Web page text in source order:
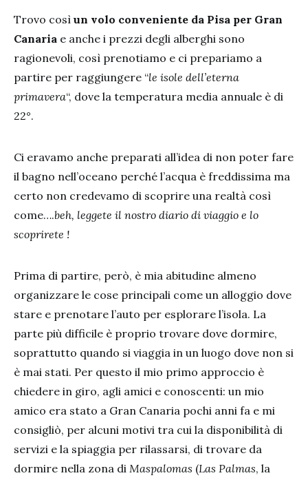
Trovo così un volo conveniente da Pisa per Gran
Canaria e anche i prezzi degli alberghi sono
ragionevoli, così prenotiamo e ci prepariamo a
partire per raggiungere “le isole dell’eterna
primavera“, dove la temperatura media annuale è di
22°.
Ci eravamo anche preparati all’idea di non poter fare
il bagno nell’oceano perché l’acqua è freddissima ma
certo non credevamo di scoprire una realtà così
come….beh, leggete il nostro diario di viaggio e lo
scoprirete !
Prima di partire, però, è mia abitudine almeno
organizzare le cose principali come un alloggio dove
stare e prenotare l’auto per esplorare l’isola. La
parte più difficile è proprio trovare dove dormire,
soprattutto quando si viaggia in un luogo dove non si
è mai stati. Per questo il mio primo approccio è
chiedere in giro, agli amici e conoscenti: un mio
amico era stato a Gran Canaria pochi anni fa e mi
consigliò, per alcuni motivi tra cui la disponibilità di
servizi e la spiaggia per rilassarsi, di trovare da
dormire nella zona di Maspalomas (Las Palmas, la